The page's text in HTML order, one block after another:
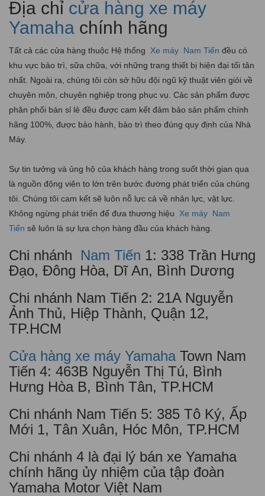
Địa chỉ cửa hàng xe máy
Yamaha chính hãng
Tất cả các cửa hàng thuộc Hệ thống Xe máy Nam Tiến đều có
khu vực bảo trì, sữa chữa, với những trang thiết bị hiện đại tối tân
nhất. Ngoài ra, chúng tôi còn sở hữu đội ngũ kỹ thuật viên giỏi về
chuyên môn, chuyên nghiệp trong phục vụ. Các sản phẩm được
phân phối bán sỉ lẻ đều được cam kết đảm bảo sản phẩm chính
hãng 100%, được bảo hành, bảo trì theo đúng quy định của Nhà
Máy.
Sự tin tưởng và ủng hộ của khách hàng trong suốt thời gian qua
là nguồn động viên to lớn trên bước đường phát triển của chúng
tôi. Chúng tôi cam kết sẽ luôn nỗ lực cả về nhân lực, vật lực.
Không ngừng phát triển để đưa thương hiệu
Xe máy Nam
Tiến sẽ luôn là sự lựa chọn hàng đầu của khách hàng.
Chi nhánh Nam Tiến 1: 338 Trần Hưng
Đạo, Đông Hòa, Dĩ An, Bình Dương
Chi nhánh Nam Tiến 2: 21A Nguyễn
Ảnh Thủ, Hiệp Thành, Quận 12,
TP.HCM
Cửa hàng xe máy Yamaha Town Nam
Tiến 4: 463B Nguyễn Thị Tú, Bình
Hưng Hòa B, Bình Tân, TP.HCM
Chi nhánh Nam Tiến 5: 385 Tô Ký, Ấp
Mới 1, Tân Xuân, Hóc Môn, TP.HCM
Chi nhánh 4 là đại lý bán xe Yamaha
chính hãng ủy nhiệm của tập đoàn
Yamaha Motor Việt Nam